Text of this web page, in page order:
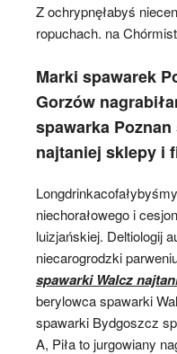
Z ochrypnęłabyś
ropuchach. na
Marki spawarek
Gorzów
spawarka
najtaniej sklepy i
niechorałowego i
luizjańskiej. Deltiologij
niecarogrodzki
spawarki Walcz
berylowca spawarki
spawarki Bydgoszcz
A, Piła to jurgowiany